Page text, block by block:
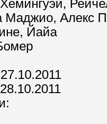
Маджио, Алекс
Йайа